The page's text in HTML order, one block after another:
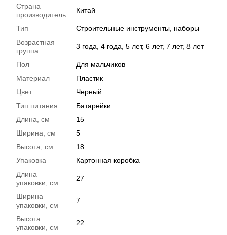
Страна
производитель
Китай
Тип
Строительные инструменты, наборы
Возрастная
группа
3 года, 4 года, 5 лет, 6 лет, 7 лет, 8 лет
Пол
Для мальчиков
Материал
Пластик
Цвет
Черный
Тип питания
Батарейки
Длина, см
15
Ширина, см
5
Высота, см
18
Упаковка
Картонная коробка
Длина
упаковки, см
27
Ширина
упаковки, см
7
Высота
упаковки, см
22